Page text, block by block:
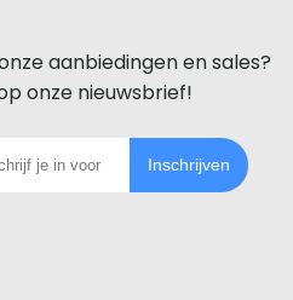
aanbiedingen en sales?
onze nieuwsbrief!
Inschrijven